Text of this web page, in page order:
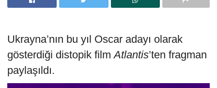
Ukrayna’nın bu yıl Oscar adayı olarak
gösterdiği distopik filmAtlantis’ten fragman
paylaşıldı.